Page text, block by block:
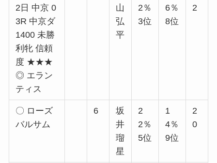
2日 中京 0
3R 中京ダ
1400 未勝
利牝 信頼
度 ★★★
◎ エラン
ティス
山
弘
平
2％
3位
6％
8位
2
〇 ローズ
バルサム
6
坂
井
瑠
星
2
2％
5位
1
4％
9位
2
0